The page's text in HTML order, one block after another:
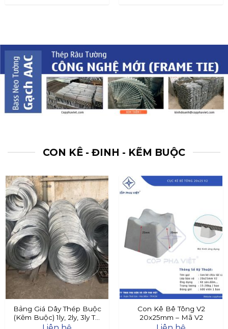
CON KÊ - ĐINH - KẼM BUỘC
Bảng Giá Dây Thép Buộc
(Kẽm Buộc) 1ly, 2ly, 3ly Tại
Đây
Con Kê Bê Tông V2
20x25mm – Mã V2